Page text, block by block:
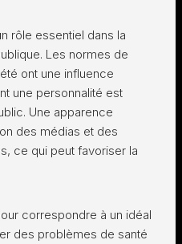
rôle essentiel dans la
Les normes de
ont une influence
une personnalité est
Une apparence
des médias et des
ce qui peut favoriser la
correspondre à un idéal
des problèmes de santé